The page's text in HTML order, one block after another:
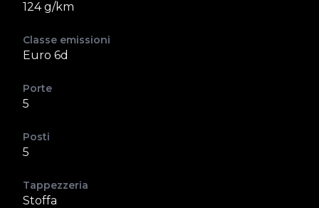
124 g/km
Classe emissioni
Euro 6d
Porte
5
Posti
5
Tappezzeria
Stoffa